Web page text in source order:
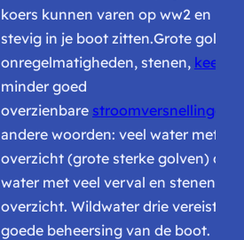
koers kunnen varen op ww2 en
stevig in je boot zitten.Grote golven,
onregelmatigheden, stenen,
minder goed
overzienbare stroomversnellingen
andere woorden: veel water met
overzicht (grote sterke golven) of
water met veel verval en stenen en
overzicht. Wildwater drie vereist
goede beheersing van de boot.